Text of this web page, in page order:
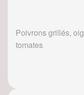
Poivrons grillés,
tomates